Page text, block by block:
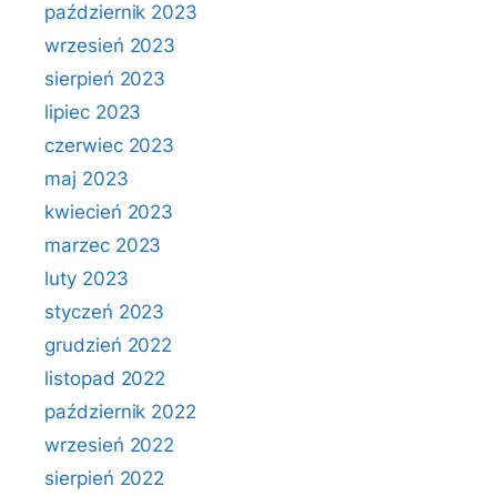
październik 2023
wrzesień 2023
sierpień 2023
lipiec 2023
czerwiec 2023
maj 2023
kwiecień 2023
marzec 2023
luty 2023
styczeń 2023
grudzień 2022
listopad 2022
październik 2022
wrzesień 2022
sierpień 2022